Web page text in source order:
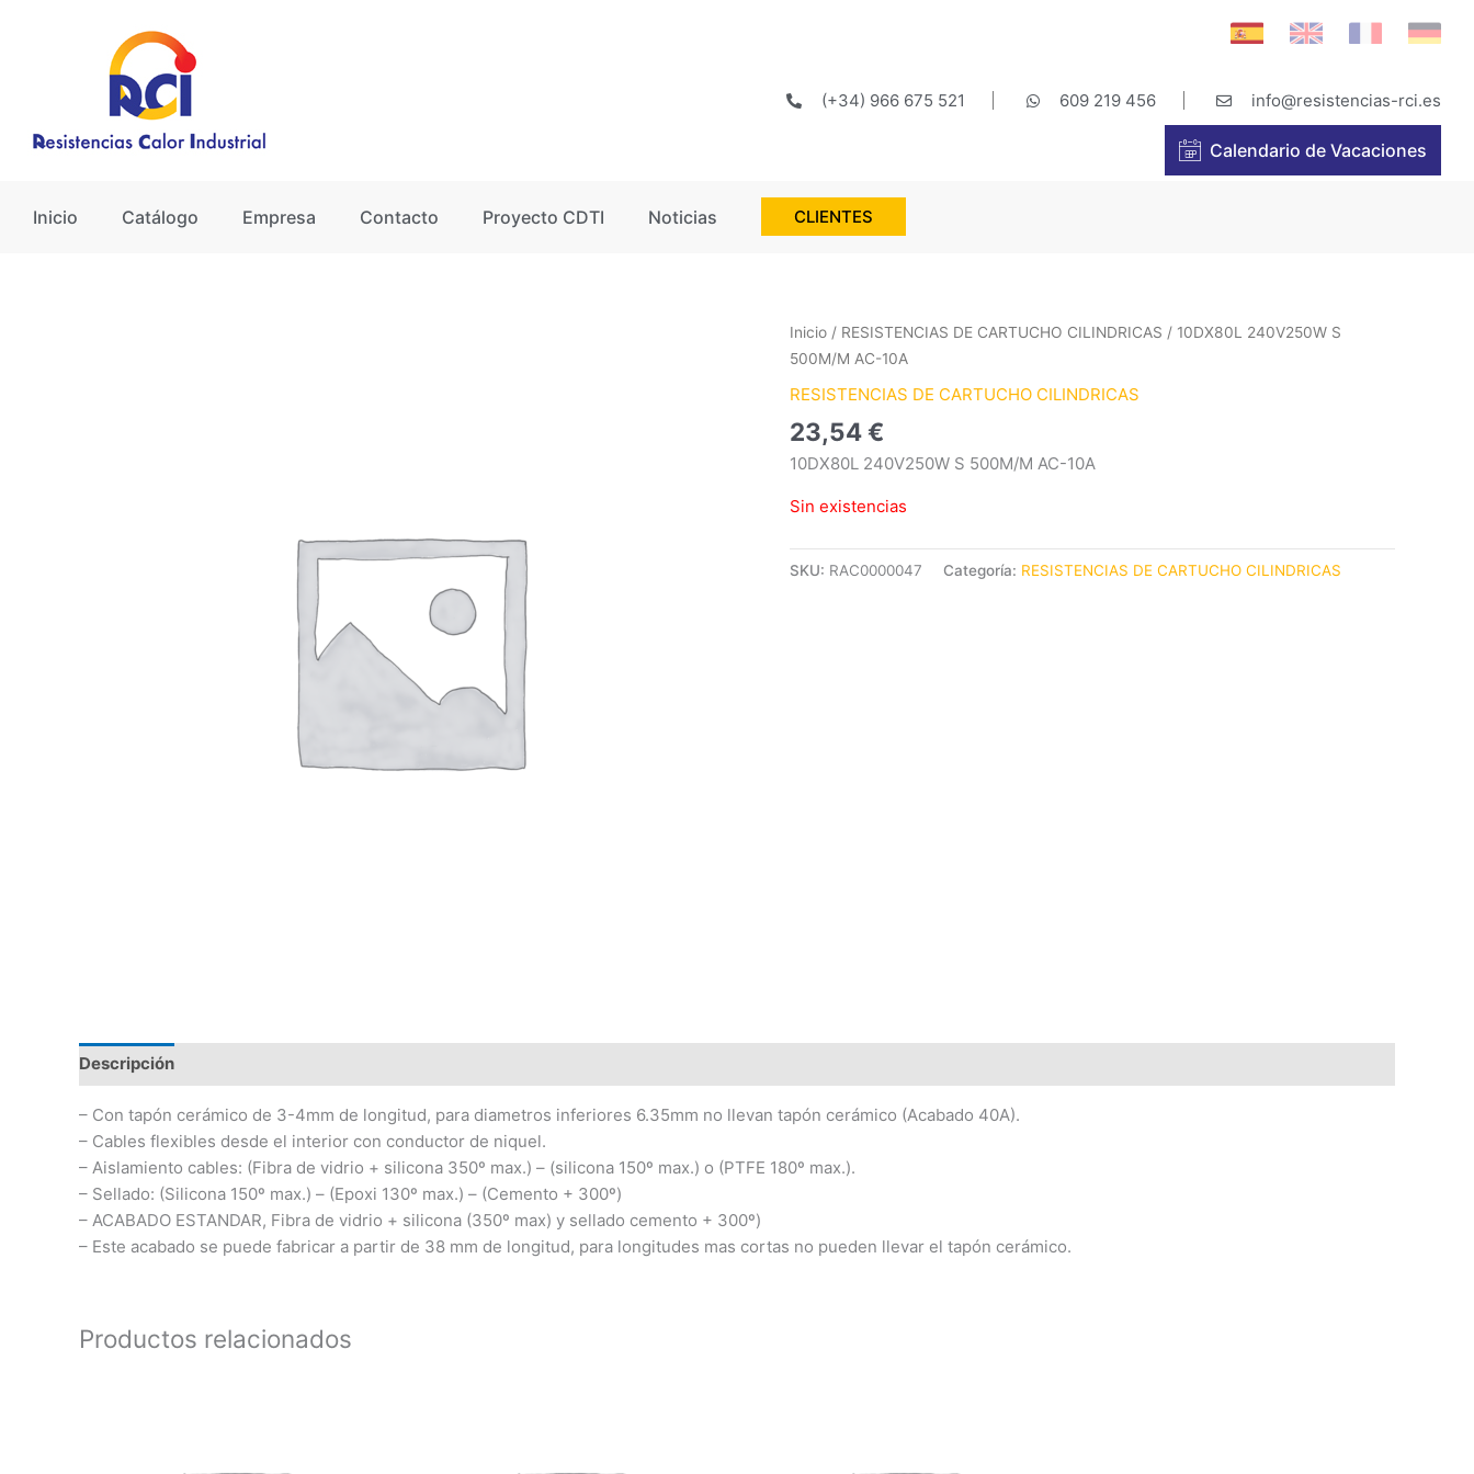
(+34) 966 675 521
609 219 456 info@resistencias-rci.es
Calendario de Vacaciones
Inicio Catálogo Empresa Contacto Proyecto CDTI Noticias CLIENTES
Inicio / RESISTENCIAS DE CARTUCHO CILINDRICAS / 10DX80L 240V250W S
500M/M AC-10A
RESISTENCIAS DE CARTUCHO CILINDRICAS
23,54€
10DX80L 240V250W S 500M/M AC-10A
Sin existencias
SKU: RAC0000047 Categoría: RESISTENCIAS DE CARTUCHO CILINDRICAS
Descripción
– Con tapón cerámico de 3-4mm de longitud, para diametros inferiores 6.35mm no llevan tapón cerámico (Acabado 40A).
– Cables flexibles desde el interior con conductor de niquel.
– Aislamiento cables: (Fibra de vidrio + silicona 350º max.) – (silicona 150º max.) o (PTFE 180º max.).
– Sellado: (Silicona 150º max.) – (Epoxi 130º max.) – (Cemento + 300º)
– ACABADO ESTANDAR, Fibra de vidrio + silicona (350º max) y sellado cemento + 300º)
– Este acabado se puede fabricar a partir de 38 mm de longitud, para longitudes mas cortas no pueden llevar el tapón cerámico.
Productos relacionados